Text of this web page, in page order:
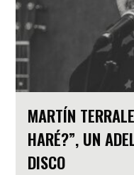
MARTÍN
HARÉ?”, UN
DISCO